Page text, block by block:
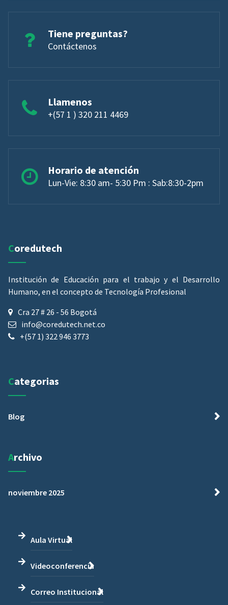
Tiene preguntas?
Contáctenos
Llamenos
+(57 1 ) 320 211 4469
Horario de atención
Lun-Vie: 8:30 am- 5:30 Pm : Sab:8:30-2pm
Coredutech
Institución de Educación para el trabajo y el Desarrollo
Humano, en el concepto de Tecnología Profesional
Cra 27 # 26 - 56 Bogotá
info@coredutech.net.co
+(57 1) 322 946 3773
Categorias
Blog
Archivo
noviembre 2025
Aula Virtual
Videoconferencia
Correo Institucional